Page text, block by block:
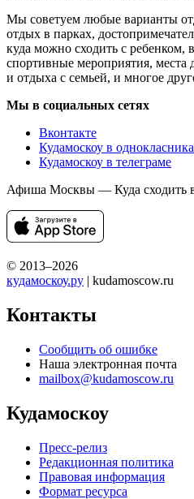
Мы советуем любые варианты
отдых в парках,
куда можно сходить с ребенком,
спортивные мероприятия, места
и отдыха с семьей, и многое
Мы в социальных сетях
Вконтакте
Кудамоскоу в
Кудамоскоу в телеграме
Афиша Москвы — Куда сходить
© 2013–2026
кудамоскоу.ру | kudamoscow.ru
Контакты
Сообщить об ошибке
Наша электронная почта
mailbox@kudamoscow.ru
Кудамоскоу
Пресс-релиз
Редакционная политика
Правовая информация
Формат ресурса